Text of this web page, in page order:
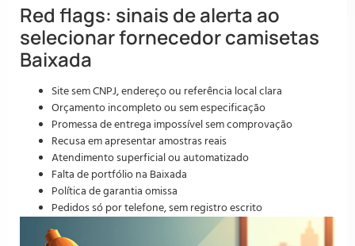
Red flags: sinais de alerta ao
selecionar fornecedor camisetas
Baixada
Site sem CNPJ, endereço ou referência local clara
Orçamento incompleto ou sem especificação
Promessa de entrega impossível sem comprovação
Recusa em apresentar amostras reais
Atendimento superficial ou automatizado
Falta de portfólio na Baixada
Política de garantia omissa
Pedidos só por telefone, sem registro escrito